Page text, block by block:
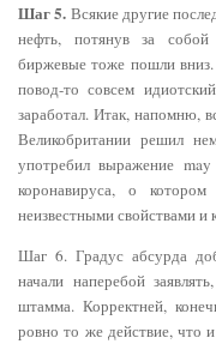
Шаг 5. Всякие другие
нефть, потянув за
биржевые тоже пошли
повод-то совсем
заработал. Итак, напомню,
Великобритании решил
употребил выражение
коронавируса, о
неизвестными свойствами и
Шаг 6. Градус абсурда
начали наперебой
штамма. Корректней,
ровно то же действие, что